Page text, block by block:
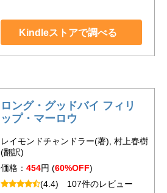
Kindleストアで調べる
ロング・グッドバイ フィリ
ップ・マーロウ
レイモンドチャンドラー(著), 村上春樹
(翻訳)
価格： 454円 (60%OFF)
(4.4) 107件のレビュー